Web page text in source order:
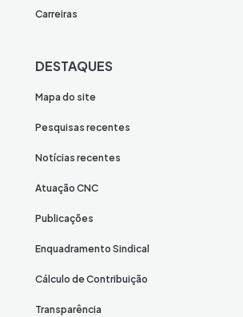
Carreiras
DESTAQUES
Mapa do site
Pesquisas recentes
Notícias recentes
Atuação CNC
Publicações
Enquadramento Sindical
Cálculo de Contribuição
Transparência